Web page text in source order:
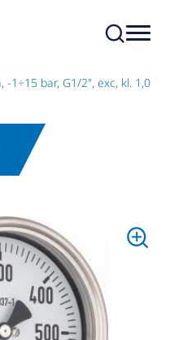
1÷15 bar, G1/2", exc, kl. 1,0